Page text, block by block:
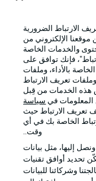
الارتباط الضرورية
الإلكتروني من
والخدمات الخاصة
فإنك توافق على
بالأداء، وملفات
تعريف الارتباط
هذه الخدمات من قِبل
المعلومات في سياسة
تعريف الارتباط حيث
الخاصة بك في أي
وقت..
إليها، مثل بيانات
تحديد أوافق تقنيات
وشركائنا للبيانات